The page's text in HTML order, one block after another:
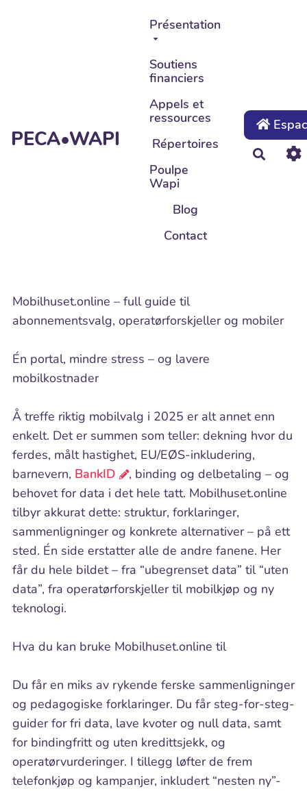
Aller au contenu principal
PECA•WAPI
Présentation
Soutiens
financiers
Appels et
ressources
Répertoires
Poulpe
Wapi
Blog
Contact
Mobilhuset.online – full guide til
abonnementsvalg, operatørforskjeller og mobiler
Én portal, mindre stress – og lavere
mobilkostnader
Å treffe riktig mobilvalg i 2025 er alt annet enn
enkelt. Det er summen som teller: dekning hvor du
ferdes, målt hastighet, EU/EØS-inkludering,
barnevern, BankID
, binding og delbetaling – og
behovet for data i det hele tatt. Mobilhuset.online
tilbyr akkurat dette: struktur, forklaringer,
sammenligninger og konkrete alternativer – på ett
sted. Én side erstatter alle de andre fanene. Her
får du hele bildet – fra “ubegrenset data” til “uten
data”, fra operatørforskjeller til mobilkjøp og ny
teknologi.
Hva du kan bruke Mobilhuset.online til
Du får en miks av rykende ferske sammenligninger
og pedagogiske forklaringer. Du får steg-for-steg-
guider for fri data, lave kvoter og null data, samt
for bindingfritt og uten kredittsjekk, og
operatørvurderinger. I tillegg løfter de frem
telefonkjøp og kampanjer, inkludert “nesten ny”-